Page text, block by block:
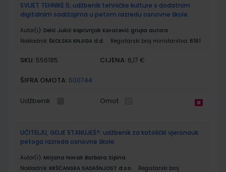
SVIJET TEHNIKE 5; udžbenik tehničke kulture s dodatnim
digitalnim sadržajima u petom razredu osnovne škole
Autor(i): Delić Jukić Koprivnjak Kovačević grupa autora
Nakladnik: ŠKOLSKA KNJIGA d.d. Registarski broj ministarstva: 6161
SKU: 556185 CIJENA: 6,17 €
ŠIFRA OMOTA: 500744
Udžbenik Omot
UČITELJU, GDJE STANUJEŠ?; udžbenik za katolički vjeronauk
petoga razreda osnovne škole
Autor(i): Mirjana Novak Barbara Sipina
Nakladnik: KRŠĆANSKA SADAŠNJOST d.o.o. Registarski broj